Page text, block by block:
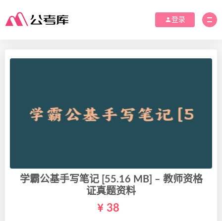
登录
学霸公基手写笔记 [55.16 MB] – 教师资格
证真题资料
38